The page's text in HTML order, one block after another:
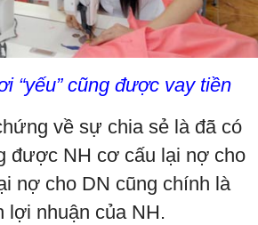
“yếu” cũng được vay tiền
về sự chia sẻ là đã có
được NH cơ cấu lại nợ cho
nợ cho DN cũng chính là
lợi nhuận của NH.